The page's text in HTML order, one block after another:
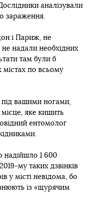
аналізували
зараження.
і Париж, не
надали необхідних
там були б
містах по всьому
вашими ногами,
місце, яке кишить
ентомолог
надійшло 1 600
му таких дзвінків
у місті невідома, бо
із «щурячим